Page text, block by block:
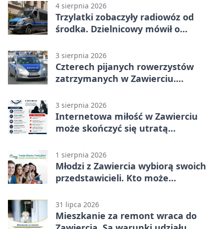
4 sierpnia 2026
Trzylatki zobaczyły radiowóz od
środka. Dzielnicowy mówił o
3 sierpnia 2026
Czterech pijanych rowerzystów
zatrzymanych w Zawierciu.
3 sierpnia 2026
Internetowa miłość w Zawierciu
może skończyć się utratą
1 sierpnia 2026
Młodzi z Zawiercia wybiorą swoich
przedstawicieli. Kto może
31 lipca 2026
Mieszkanie za remont wraca do